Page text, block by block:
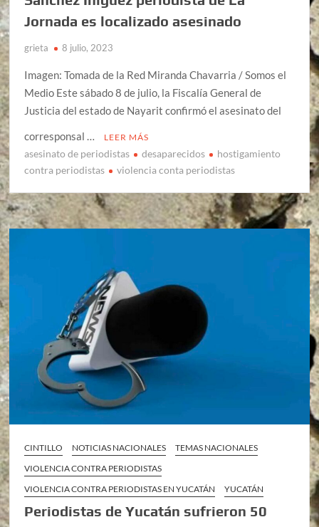
Jornada es localizado asesinado
grieta 8 julio, 2023
Imagen: Tomada de la Red Miranda Chavarria / Somos el
Medio Este sábado 8 de julio, la Fiscalía General de
Justicia del estado de Nayarit confirmó el asesinato del
corresponsal …
LEER MÁS
asesinato de periodistas desaparecidos
hostigamiento
contra periodistas
violencia conta periodistas
CINTILLO NOTICIAS NACIONALES
TEMAS NACIONALES
VIOLENCIA CONTRA PERIODISTAS
VIOLENCIA CONTRA PERIODISTAS EN YUCATÁN
YUCATÁN
Periodistas de Yucatán sufrieron 50